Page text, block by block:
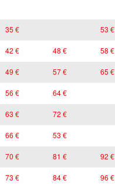
35 € 53 €
42 € 48 € 58 €
49 € 57 € 65 €
56 € 64 €
63 € 72 €
66 € 53 €
70 € 81 € 92 €
73 € 84 € 96 €